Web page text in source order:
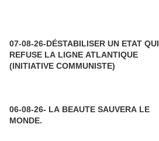
07-08-26-DÉSTABILISER UN ETAT QUI
REFUSE LA LIGNE ATLANTIQUE
(INITIATIVE COMMUNISTE)
06-08-26- LA BEAUTE SAUVERA LE
MONDE.